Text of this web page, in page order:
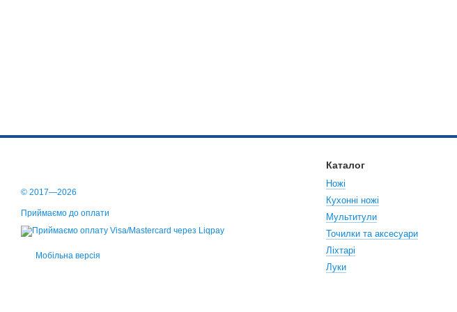
© 2017—2026
Приймаємо до оплати
Мобільна версія
Каталог
Ножі
Кухонні ножі
Мультитули
Точилки та аксесуари
Ліхтарі
Луки